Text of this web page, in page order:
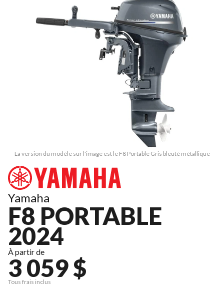
La version du modèle sur l'image est le F8 Portable Gris bleuté métallique
Yamaha
F8 PORTABLE
2024
À partir de
3 059 $
Tous frais inclus